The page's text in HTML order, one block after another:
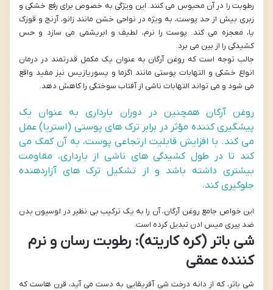
رطوبت را در آن محبوس می کنند. این ویژگی به خصوص برای رفع خشکی و
زبری بیش از حد پوست، به ویژه در نواحی خشن مانند زانو، آرنج و قوزک
پا، معجزه می کند. پوست را نرم، لطیف و ابریشمی می سازد و حس
کشیدگی را از بین می برد.
جالب توجه است که روغن آرگان به عنوان یک مکمل قدرتمند در درمان
انواع خشکی و التهابات پوستی مانند اگزما و پسوریازیس نیز مفید واقع
می شود و می تواند التهابات ناشی از آفتاب سوختگی را کاهش دهد.
روغن آرگان همچنین در دوران بارداری به عنوان یک
پیشگیری کننده مؤثر در برابر ترک های پوستی (استریا) عمل
می کند. با افزایش قابلیت ارتجاعی پوست، به آن کمک می
کند تا در طول کشیدگی های ناشی از بارداری، مقاومت
بیشتری داشته باشد و از تشکیل ترک های آزاردهنده
جلوگیری کند.
این خواص جامع روغن آرگان، آن را به یک ترکیب بی نظیر در لوسیون بدن
ضد پیری میس ادن تبدیل کرده است.
شی باتر (کره کاریته): رطوبت رسان و نرم
کننده عمقی
شی باتر، که از دانه درخت شی آفریقایی به دست می آید، قرن هاست که